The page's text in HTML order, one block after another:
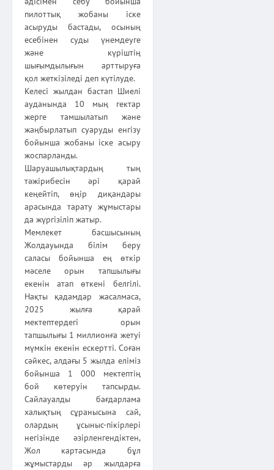
пилоттық жобаны іске
асыруды бастады, осының
есебінен суды үнемдеуге
және күріштің
шығымдылығын арттыруға
қол жеткізіледі деп күтілуде.
Келесі жылдан бастап Шиелі
ауданында 10 мың гектар
жерге тамшылатып және
жаңбырлатып суаруды енгізу
бойынша жобаны іске асыру
жоспарланды.
Шаруашылықтардың тың
тәжірибесін әрі қарай
кеңейтіп, өңір диқандары
арасында тарату жұмыстары
да жүргізіліп жатыр.
Мемлекет басшысының
Жолдауында білім беру
саласы бойынша ең өткір
мәселе орын тапшылығы
екенін атап өткені белгілі.
Нақты қадамдар жасалмаса,
2025 жылға қарай
мектептердегі орын
тапшылығы 1 миллионға жетуі
мүмкін екенін ескертті. Соған
сәйкес, алдағы 5 жылда еліміз
бойынша 1 000 мектептің
бой көтеруін тапсырды.
Сайлауалды бағдарлама
халықтың сұранысына сай,
олардың ұсыныс-пікірлері
негізінде әзірленгендіктен,
Жол картасында бұл
жұмыстарды әр жылдарға